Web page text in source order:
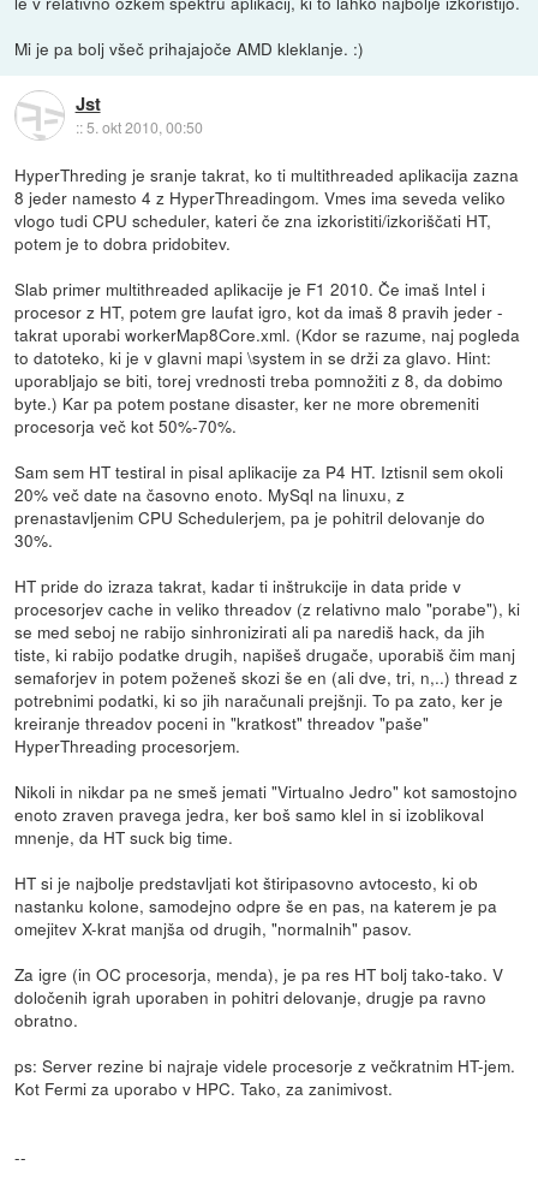
Mi je pa bolj všeč prihajajoče AMD kleklanje. :)
Jst
::5. okt 2010, 00:50
HyperThreding je sranje takrat, ko ti multithreaded aplikacija zazna
8 jeder namesto 4 z HyperThreadingom. Vmes ima seveda veliko
vlogo tudi CPU scheduler, kateri če zna izkoristiti/izkoriščati HT,
potem je to dobra pridobitev.
Slab primer multithreaded aplikacije je F1 2010. Če imaš Intel i
procesor z HT, potem gre laufat igro, kot da imaš 8 pravih jeder -
takrat uporabi workerMap8Core.xml. (Kdor se razume, naj pogleda
to datoteko, ki je v glavni mapi \system in se drži za glavo. Hint:
uporabljajo se biti, torej vrednosti treba pomnožiti z 8, da dobimo
byte.) Kar pa potem postane disaster, ker ne more obremeniti
procesorja več kot 50%-70%.
Sam sem HT testiral in pisal aplikacije za P4 HT. Iztisnil sem okoli
20% več date na časovno enoto. MySql na linuxu, z
prenastavljenim CPU Schedulerjem, pa je pohitril delovanje do
30%.
HT pride do izraza takrat, kadar ti inštrukcije in data pride v
procesorjev cache in veliko threadov (z relativno malo "porabe"), ki
se med seboj ne rabijo sinhronizirati ali pa narediš hack, da jih
tiste, ki rabijo podatke drugih, napišeš drugače, uporabiš čim manj
semaforjev in potem poženeš skozi še en (ali dve, tri, n,..) thread z
potrebnimi podatki, ki so jih naračunali prejšnji. To pa zato, ker je
kreiranje threadov poceni in "kratkost" threadov "paše"
HyperThreading procesorjem.
Nikoli in nikdar pa ne smeš jemati "Virtualno Jedro" kot samostojno
enoto zraven pravega jedra, ker boš samo klel in si izoblikoval
mnenje, da HT suck big time.
HT si je najbolje predstavljati kot štiripasovno avtocesto, ki ob
nastanku kolone, samodejno odpre še en pas, na katerem je pa
omejitev X-krat manjša od drugih, "normalnih" pasov.
Za igre (in OC procesorja, menda), je pa res HT bolj tako-tako. V
določenih igrah uporaben in pohitri delovanje, drugje pa ravno
obratno.
ps: Server rezine bi najraje videle procesorje z večkratnim HT-jem.
Kot Fermi za uporabo v HPC. Tako, za zanimivost.
--